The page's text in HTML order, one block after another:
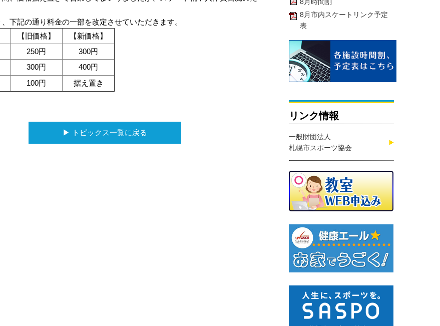
下記の通り料金の一部を改定させていただきます。
【旧価格】
【新価格】
250円
300円
300円
400円
100円 据え置き
▶︎ トピックス一覧に戻る
8月市内スケートリンク予定
表
リンク情報
一般財団法人
札幌市スポーツ協会